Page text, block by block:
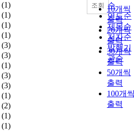
(1)
(1)
(1)
(1)
(3)
(3)
(1)
(3)
(3)
(1)
(2)
(1)
(1)
순
연도순
제목순
저자순
발행기
관순
10개씩
출력
20개씩
출력
30개씩
출력
50개씩
출력
100개
출력
조회